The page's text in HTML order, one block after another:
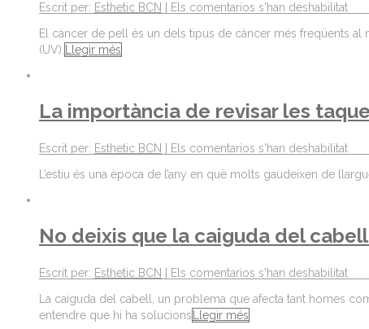
Escrit per: Esthetic BCN
Els comentarios s'han deshabilitat
El càncer de pell és un dels tipus de càncer més freqüents al
(UV). Llegir més
La importància de revisar les
Escrit per: Esthetic BCN
Els comentarios s'han deshabilitat
L’estiu és una època de l’any en què molts gaudeixen de
No deixis que la caiguda del
Escrit per: Esthetic BCN
Els comentarios s'han deshabilitat
La caiguda del cabell, un problema que afecta tant homes
entendre que hi ha solucions
Llegir més